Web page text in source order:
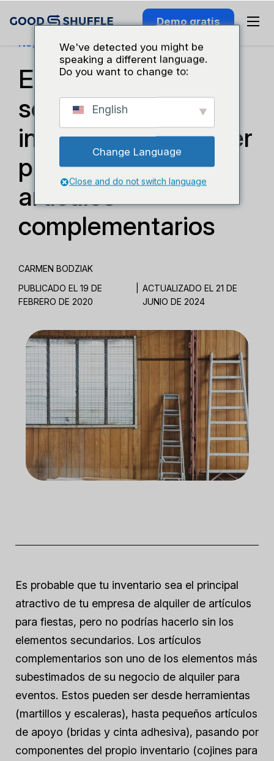
Demo gratis
Negocios Y Crecimiento
El mejor aliado
secreto del
inventario de alquiler
para eventos: los
artículos
complementarios
CARMEN BODZIAK
PUBLICADO EL 19 DE
FEBRERO DE 2020
ACTUALIZADO EL 21 DE
JUNIO DE 2024
Es probable que tu inventario sea el principal
atractivo de tu empresa de alquiler de artículos
para fiestas, pero no podrías hacerlo sin los
elementos secundarios. Los artículos
complementarios son uno de los elementos más
subestimados de su negocio de alquiler para
eventos. Estos pueden ser desde herramientas
(martillos y escaleras), hasta pequeños artículos
de apoyo (bridas y cinta adhesiva), pasando por
componentes del propio inventario (cojines para
We've detected you might be
speaking a different language.
Do you want to change to:
English
Change Language
Close and do not switch language